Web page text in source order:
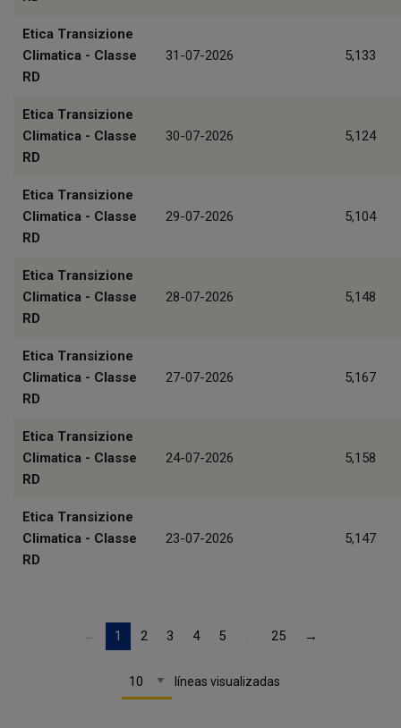
Etica Transizione
Climatica - Classe
RD
31-07-2026 5,133
Etica Transizione
Climatica - Classe
RD
30-07-2026 5,124
Etica Transizione
Climatica - Classe
RD
29-07-2026 5,104
Etica Transizione
Climatica - Classe
RD
28-07-2026 5,148
Etica Transizione
Climatica - Classe
RD
27-07-2026 5,167
Etica Transizione
Climatica - Classe
RD
24-07-2026 5,158
Etica Transizione
Climatica - Classe
RD
23-07-2026 5,147
← 1 2 3 4 5 25 →
líneas visualizadas